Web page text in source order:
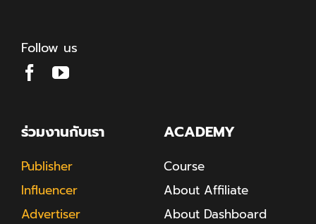
Follow us
ร่วมงานกับเรา
Publisher
Influencer
Advertiser
ACADEMY
Course
About Affiliate
About Dashboard